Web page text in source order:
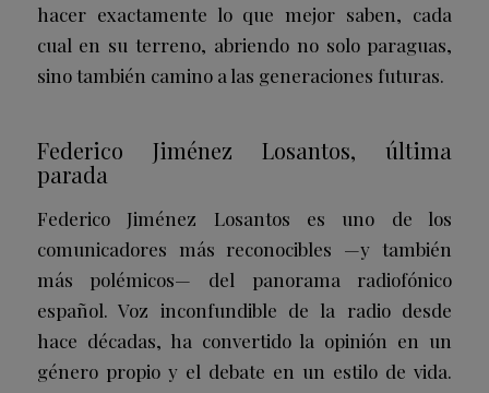
hacer exactamente lo que mejor saben, cada
cual en su terreno, abriendo no solo paraguas,
sino también camino a las generaciones futuras.
Federico Jiménez Losantos, última
parada
Federico Jiménez Losantos es uno de los
comunicadores más reconocibles —y también
más polémicos— del panorama radiofónico
español. Voz inconfundible de la radio desde
hace décadas, ha convertido la opinión en un
género propio y el debate en un estilo de vida.